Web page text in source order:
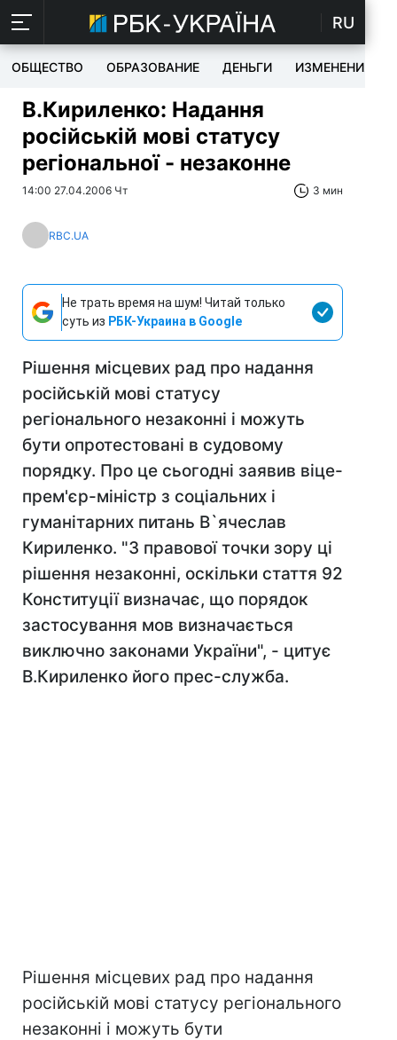
RU
ОБЩЕСТВО ОБРАЗОВАНИЕ ДЕНЬГИ ИЗМЕНЕНИЯ
В.Кириленко: Надання
російській мові статусу
регіональної - незаконне
14:00 27.04.2006 Чт 3 мин
RBC.UA
Не трать время на шум! Читай только
суть из РБК-Украина в Google
Рішення місцевих рад про надання
російській мові статусу
регіонального незаконні і можуть
бути опротестовані в судовому
порядку. Про це сьогодні заявив віце-
прем'єр-міністр з соціальних і
гуманітарних питань В`ячеслав
Кириленко. "З правової точки зору ці
рішення незаконні, оскільки стаття 92
Конституції визначає, що порядок
застосування мов визначається
виключно законами України", - цитує
В.Кириленко його прес-служба.
Рішення місцевих рад про надання
російській мові статусу регіонального
незаконні і можуть бути